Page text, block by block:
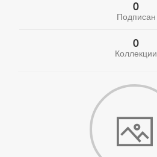
0
Подписан
0
Коллекции